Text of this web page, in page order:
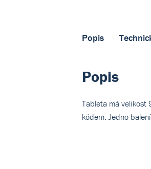
Popis
Popis
Tableta má velikost
kódem. Jedno